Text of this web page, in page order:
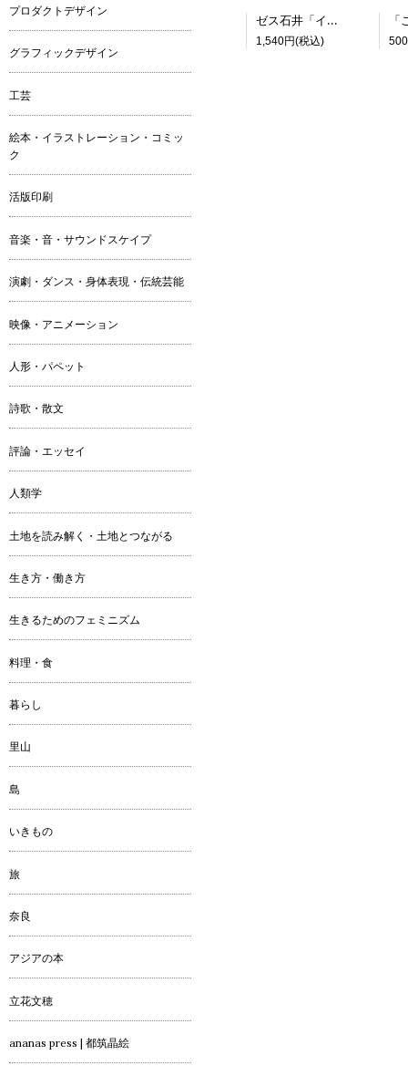
ゼス石井「インドネシア ジャワ島の神秘世界」
1,540円(税込)
プロダクトデザイン
グラフィックデザイン
工芸
絵本・イラストレーション・コミッ
ク
活版印刷
音楽・音・サウンドスケイプ
演劇・ダンス・身体表現・伝統芸能
映像・アニメーション
人形・パペット
詩歌・散文
評論・エッセイ
人類学
土地を読み解く・土地とつながる
生き方・働き方
生きるためのフェミニズム
料理・食
暮らし
里山
島
いきもの
旅
奈良
アジアの本
立花文穂
ananas press | 都筑晶絵